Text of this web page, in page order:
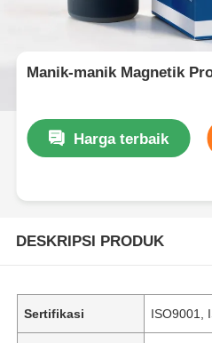
Manik-manik Magnetik
Harga terbaik
DESKRIPSI PRODUK
Sertifikasi ISO9001,